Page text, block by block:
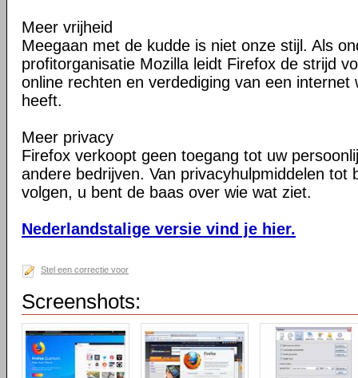
Meer vrijheid
Meegaan met de kudde is niet onze stijl. Als
profitorganisatie Mozilla leidt Firefox de strijd
online rechten en verdediging van een internet
heeft.
Meer privacy
Firefox verkoopt geen toegang tot uw
andere bedrijven. Van privacyhulpmiddelen tot
volgen, u bent de baas over wie wat ziet.
Nederlandstalige versie vind je hier.
Stel een correctie voor
Screenshots: